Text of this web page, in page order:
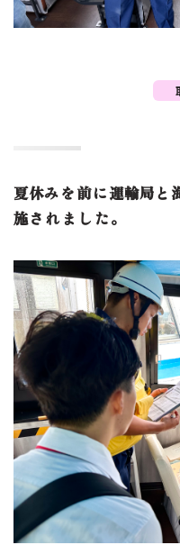
夏休みを前に運輸局と
施されました。